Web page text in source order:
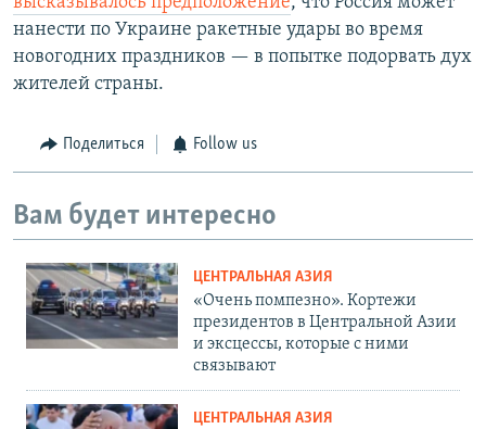
нанести по Украине ракетные удары во время
новогодних праздников — в попытке подорвать дух
жителей страны.
Поделиться Follow us
Вам будет интересно
ЦЕНТРАЛЬНАЯ АЗИЯ
«Очень помпезно». Кортежи
президентов в Центральной Азии
и эксцессы, которые с ними
связывают
ЦЕНТРАЛЬНАЯ АЗИЯ